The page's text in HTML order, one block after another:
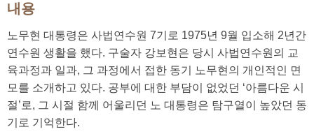
내용
노무현 대통령은 사법연수원 7기로 1975년 9월 입소해 2년간
연수원 생활을 했다. 구술자 강보현은 당시 사법연수원의 교
육과정과 일과, 그 과정에서 접한 동기 노무현의 개인적인 면
모를 소개하고 있다. 공부에 대한 부담이 없었던 ‘아름다운 시
절’로, 그 시절 함께 어울리던 노 대통령은 탐구열이 높았던 동
기로 기억한다.